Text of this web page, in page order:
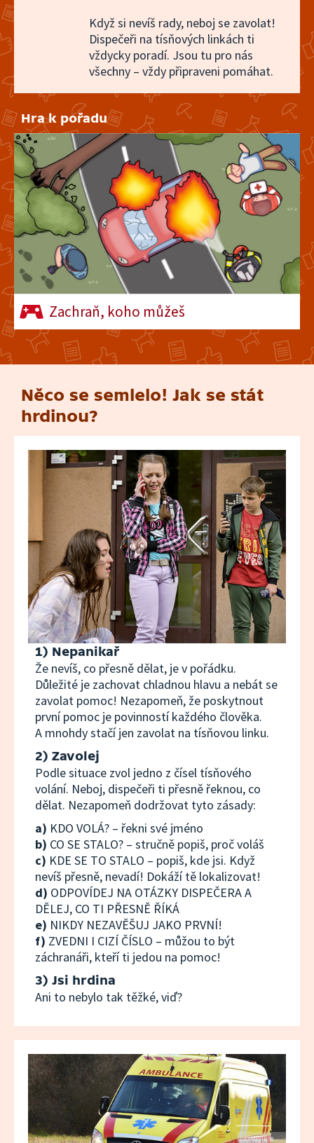
7/15 Městská policie
14:13 17. února 2025
6/15 Letecká záchranná
služba
13:59 10. února 2025
5/15 Skalní záchranná
služba
14:07 3. února 2025
4/15 Dopravní policie
27. ledna 2025
Když si nevíš rady, neboj se zavolat!
Dispečeři na tísňových linkách ti
vždycky poradí. Jsou tu pro nás
všechny – vždy připraveni pomáhat.
Hra k pořadu
Zachraň, koho můžeš
Něco se semlelo! Jak se stát
hrdinou?
1) Nepanikař
Že nevíš, co přesně dělat, je v pořádku.
Důležité je zachovat chladnou hlavu a nebát se
zavolat pomoc! Nezapomeň, že poskytnout
první pomoc je povinností každého člověka.
A mnohdy stačí jen zavolat na tísňovou linku.
2) Zavolej
Podle situace zvol jedno z čísel tísňového
volání. Neboj, dispečeři ti přesně řeknou, co
dělat. Nezapomeň dodržovat tyto zásady:
a) KDO VOLÁ? – řekni své jméno
b) CO SE STALO? – stručně popiš, proč voláš
c) KDE SE TO STALO – popiš, kde jsi. Když
nevíš přesně, nevadí! Dokáží tě lokalizovat!
d) ODPOVÍDEJ NA OTÁZKY DISPEČERA A
DĚLEJ, CO TI PŘESNĚ ŘÍKÁ
e) NIKDY NEZAVĚŠUJ JAKO PRVNÍ!
f) ZVEDNI I CIZÍ ČÍSLO – můžou to být
záchranáři, kteří ti jedou na pomoc!
3) Jsi hrdina
Ani to nebylo tak těžké, viď?